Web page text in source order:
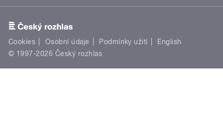
Cookies Osobní údaje Podmínky užití
English
© 1997-2026 Český rozhlas